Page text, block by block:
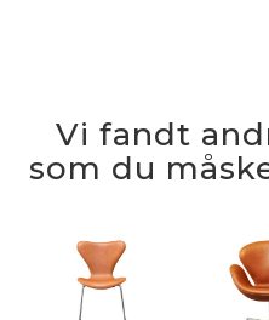
Vi fandt
som du